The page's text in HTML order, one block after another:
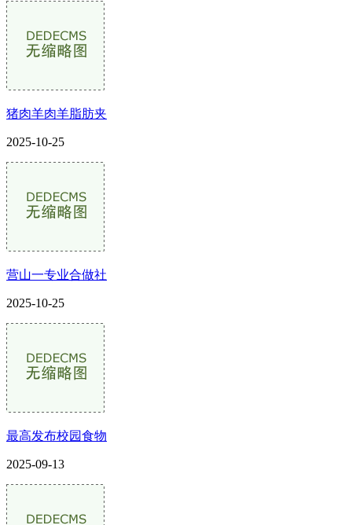
猪肉羊肉羊脂肪夹
2025-10-25
营山一专业合做社
2025-10-25
最高发布校园食物
2025-09-13